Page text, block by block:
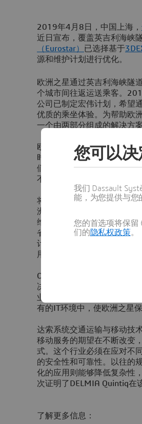
2019年4月8日， 中国上海 ，
近日宣布，覆盖英吉利海峡
（Eurostar） 已选择基于3D
源和维护计划进行优化。
欧洲之星通过英吉利海峡隧
个城市间往返运送乘客。
公司已制定宏伟计划，希望
优质的乘坐体验。为帮助欧
一个由两部分组成的解决方案
欧洲之星列车服务与绩效部
时区、可基于多种不同规则
们的规划人员直观地为人员
不同时区显得至关重要。”
将DELMIA Quintiq解决方案
洲三个国家的列车驾驶员、
维护详细计划的制定工作，
省欧洲之星规划人员在数据
计划的质量，还有助于提高
用的移动应用，以便实现欧
Ordina供应链总监Wouter
决方案的实施伙伴，来解决
业经验，我们能够按照欧洲
有的IT环境中，使欧洲之星
达索系统交通运输与移动技
移动服务的期望在不断改变
式。这个行业必须在应对不
的安全性和可靠性。以往的
化的应用则能够降低复杂性
次证明了DELMIA Quintiq在
了解更多信息：
您可以决
我们 Dassault
能，为您提供与您
您的首选项将保留
们的隐私权政策。